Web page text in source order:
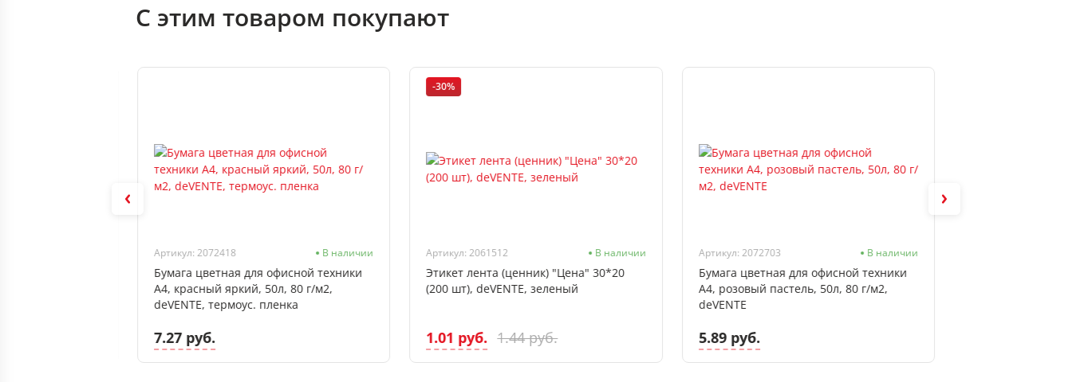
С этим товаром покупают
Артикул: 2072418 В наличии
Бумага цветная для офисной техники
А4, красный яркий, 50л, 80 г/м2,
deVENTE, термоус. пленка
7.27 руб.
-30%
Артикул: 2061512 В наличии
Этикет лента (ценник) "Цена" 30*20
(200 шт), deVENTE, зеленый
1.01 руб. 1.44 руб.
Артикул: 2072703 В наличии
Бумага цветная для офисной техники
А4, розовый пастель, 50л, 80 г/м2,
deVENTE
5.89 руб.